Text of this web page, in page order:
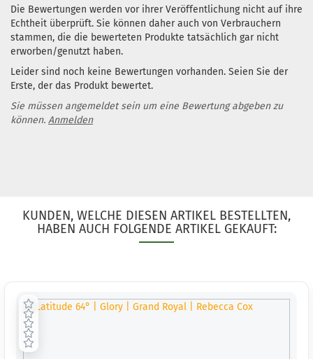
Die Bewertungen werden vor ihrer Veröffentlichung nicht auf ihre
Echtheit überprüft. Sie können daher auch von Verbrauchern
stammen, die die bewerteten Produkte tatsächlich gar nicht
erworben/genutzt haben.
Leider sind noch keine Bewertungen vorhanden. Seien Sie der
Erste, der das Produkt bewertet.
Sie müssen angemeldet sein um eine Bewertung abgeben zu
können. Anmelden
KUNDEN, WELCHE DIESEN ARTIKEL BESTELLTEN,
HABEN AUCH FOLGENDE ARTIKEL GEKAUFT: